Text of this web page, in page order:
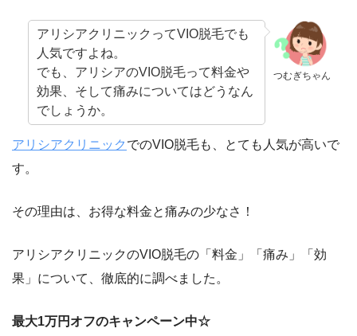
つむぎちゃん
アリシアクリニックってVIO脱毛でも
人気ですよね。
でも、アリシアのVIO脱毛って料金や
効果、そして痛みについてはどうなん
でしょうか。
アリシアクリニック でのVIO脱毛も、とても人気が高いで
す。
その理由は、お得な料金と痛みの少なさ！
アリシアクリニックのVIO脱毛の「料金」「痛み」「効
果」について、徹底的に調べました。
最大1万円オフのキャンペーン中☆